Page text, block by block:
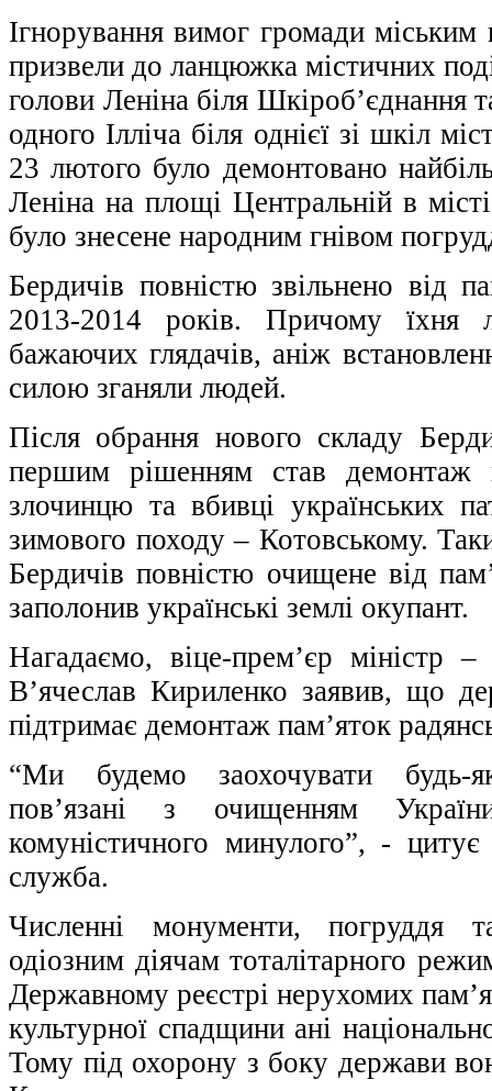
Ігнорування вимог громади
призвели до ланцюжка містичних
голови Леніна біля Шкіроб’єднання
одного Ілліча біля однієї зі шкіл
23 лютого було демонтовано
Леніна на площі Центральній в
було знесене народним гнівом
Бердичів повністю звільнено від
2013-2014 років. Причому їхня
бажаючих глядачів, аніж
силою зганяли людей.
Після обрання нового складу
першим рішенням став демонтаж
злочинцю та вбивці українських
зимового походу – Котовському.
Бердичів повністю очищене від
заполонив українські землі окупант.
Нагадаємо, віце-прем’єр міністр
В’ячеслав Кириленко заявив, що
підтримає демонтаж пам’яток
“Ми будемо заохочувати будь-
пов’язані з очищенням
комуністичного минулого”, -
служба.
Численні монументи, погруддя
одіозним діячам тоталітарного
Державному реєстрі нерухомих
культурної спадщини ані
Тому під охорону з боку держави